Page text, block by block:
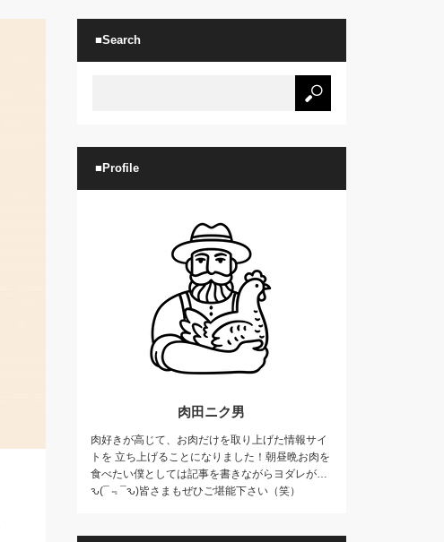
■Search
■Profile
肉田ニク男
肉好きが高じて、お肉だけを取り上げた情報サイ
トを 立ち上げることになりました！朝昼晩お肉を
食べたい僕としては記事を書きながらヨダレが…
ԅ(¯﹃¯ԅ)皆さまもぜひご堪能下さい（笑）